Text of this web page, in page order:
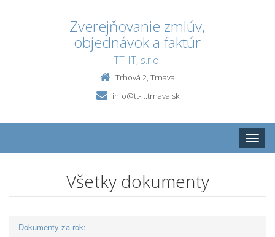
Zverejňovanie zmlúv,
objednávok a faktúr
TT-IT, s.r.o.
Trhová 2, Trnava
info@tt-it.trnava.sk
Toggle
Všetky dokumenty
Dokumenty za rok: